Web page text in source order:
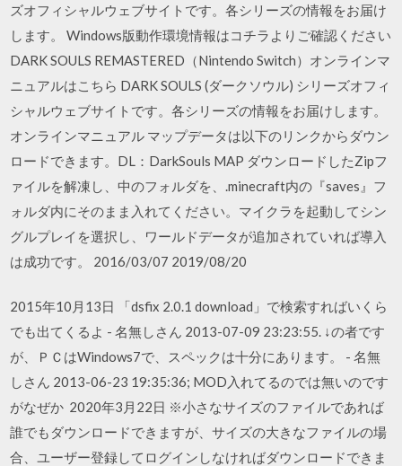
ズオフィシャルウェブサイトです。各シリーズの情報をお届け
します。 Windows版動作環境情報はコチラよりご確認ください
DARK SOULS REMASTERED（Nintendo Switch）オンラインマ
ニュアルはこちら DARK SOULS (ダークソウル) シリーズオフィ
シャルウェブサイトです。各シリーズの情報をお届けします。
オンラインマニュアル マップデータは以下のリンクからダウン
ロードできます。DL：DarkSouls MAP ダウンロードしたZipフ
ァイルを解凍し、中のフォルダを、.minecraft内の『saves』フ
ォルダ内にそのまま入れてください。マイクラを起動してシン
グルプレイを選択し、ワールドデータが追加されていれば導入
は成功です。 2016/03/07 2019/08/20
2015年10月13日 「dsfix 2.0.1 download」で検索すればいくら
でも出てくるよ - 名無しさん 2013-07-09 23:23:55. ↓の者です
が、ＰＣはWindows7で、スペックは十分にあります。 - 名無
しさん 2013-06-23 19:35:36; MOD入れてるのでは無いのです
がなぜか 2020年3月22日 ※小さなサイズのファイルであれば
誰でもダウンロードできますが、サイズの大きなファイルの場
合、ユーザー登録してログインしなければダウンロードできま